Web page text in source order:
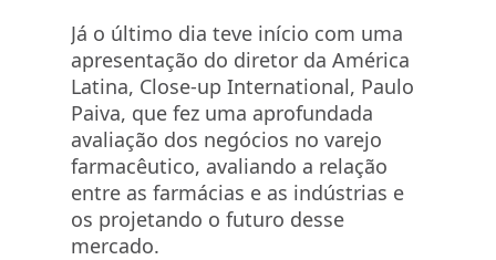
Já o último dia teve início com uma
apresentação do diretor da América
Latina, Close-up International, Paulo
Paiva, que fez uma aprofundada
avaliação dos negócios no varejo
farmacêutico, avaliando a relação
entre as farmácias e as indústrias e
os projetando o futuro desse
mercado.